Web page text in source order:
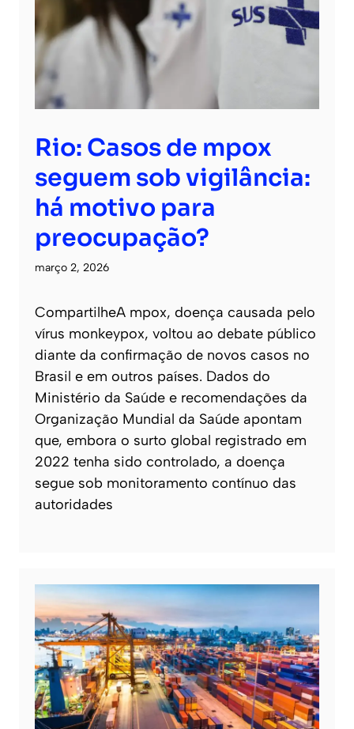
Rio: Casos de mpox
seguem sob vigilância:
há motivo para
preocupação?
março 2, 2026
CompartilheA mpox, doença causada pelo
vírus monkeypox, voltou ao debate público
diante da confirmação de novos casos no
Brasil e em outros países. Dados do
Ministério da Saúde e recomendações da
Organização Mundial da Saúde apontam
que, embora o surto global registrado em
2022 tenha sido controlado, a doença
segue sob monitoramento contínuo das
autoridades